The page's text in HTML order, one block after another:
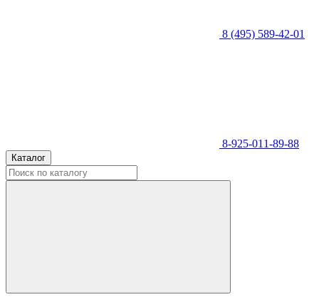
8 (495) 589-42-01
8-925-011-89-88
Каталог